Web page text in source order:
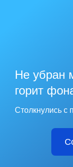
Не убран
горит
Столкнулись с